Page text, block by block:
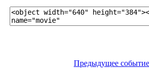
Предыдущее событие